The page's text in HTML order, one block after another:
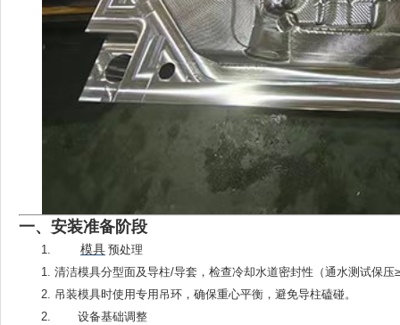
一、安装准备阶段
模具 预处理
清洁模具分型面及导柱/导套，检查冷却水道密封性（通水测试保压
吊装模具时使用专用吊环，确保重心平衡，避免导柱磕碰。
设备基础调整